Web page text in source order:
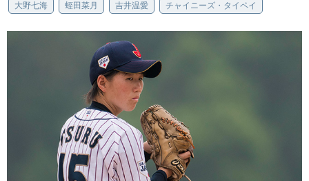
大野七海 蛭田菜月 吉井温愛 チャイニーズ・タイペイ